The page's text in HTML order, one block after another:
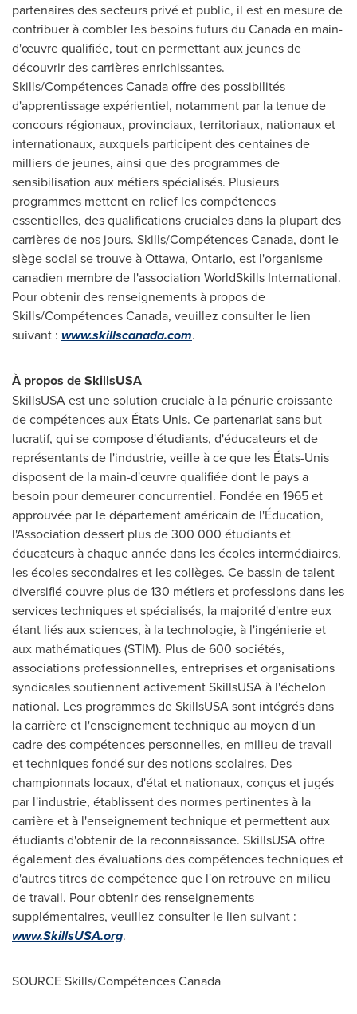
partenaires des secteurs privé et public, il est en mesure de
contribuer à combler les besoins futurs du Canadaen main-
d'œuvre qualifiée, tout en permettant aux jeunes de
découvrir des carrières enrichissantes.
Skills/Compétences Canada offre des possibilités
d'apprentissage expérientiel, notamment par la tenue de
concours régionaux, provinciaux, territoriaux, nationaux et
internationaux, auxquels participent des centaines de
milliers de jeunes, ainsi que des programmes de
sensibilisation aux métiers spécialisés. Plusieurs
programmes mettent en relief les compétences
essentielles, des qualifications cruciales dans la plupart des
carrières de nos jours. Skills/Compétences Canada, dont le
siège social se trouve àOttawa, Ontario, est l'organisme
canadien membre de l'association WorldSkills International.
Pour obtenir des renseignements à propos de
Skills/CompétencesCanada, veuillez consulter le lien
suivant : www.skillscanada.com.
À propos de SkillsUSA
SkillsUSA est une solution cruciale à la pénurie croissante
de compétences aux États-Unis. Ce partenariat sans but
lucratif, qui se compose d'étudiants, d'éducateurs et de
représentants de l'industrie, veille à ce que les États-Unis
disposent de la main-d'œuvre qualifiée dont le pays a
besoin pour demeurer concurrentiel. Fondée en 1965 et
approuvée par le département américain de l'Éducation,
l'Association dessert plus de 300 000 étudiants et
éducateurs à chaque année dans les écoles intermédiaires,
les écoles secondaires et les collèges. Ce bassin de talent
diversifié couvre plus de 130 métiers et professions dans les
services techniques et spécialisés, la majorité d'entre eux
étant liés aux sciences, à la technologie, à l'ingénierie et
aux mathématiques (STIM). Plus de 600 sociétés,
associations professionnelles, entreprises et organisations
syndicales soutiennent activement SkillsUSA à l'échelon
national. Les programmes de SkillsUSA sont intégrés dans
la carrière et l'enseignement technique au moyen d'un
cadre des compétences personnelles, en milieu de travail
et techniques fondé sur des notions scolaires. Des
championnats locaux, d'état et nationaux, conçus et jugés
par l'industrie, établissent des normes pertinentes à la
carrière et à l'enseignement technique et permettent aux
étudiants d'obtenir de la reconnaissance. SkillsUSA offre
également des évaluations des compétences techniques et
d'autres titres de compétence que l'on retrouve en milieu
de travail. Pour obtenir des renseignements
supplémentaires, veuillez consulter le lien suivant :
www.SkillsUSA.org.
SOURCE Skills/CompétencesCanada